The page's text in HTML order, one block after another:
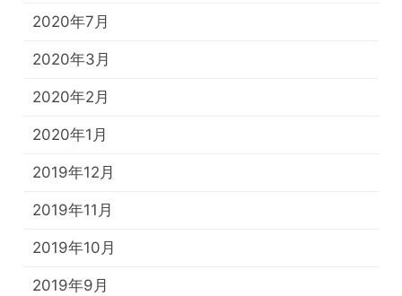
2020年7月
2020年3月
2020年2月
2020年1月
2019年12月
2019年11月
2019年10月
2019年9月